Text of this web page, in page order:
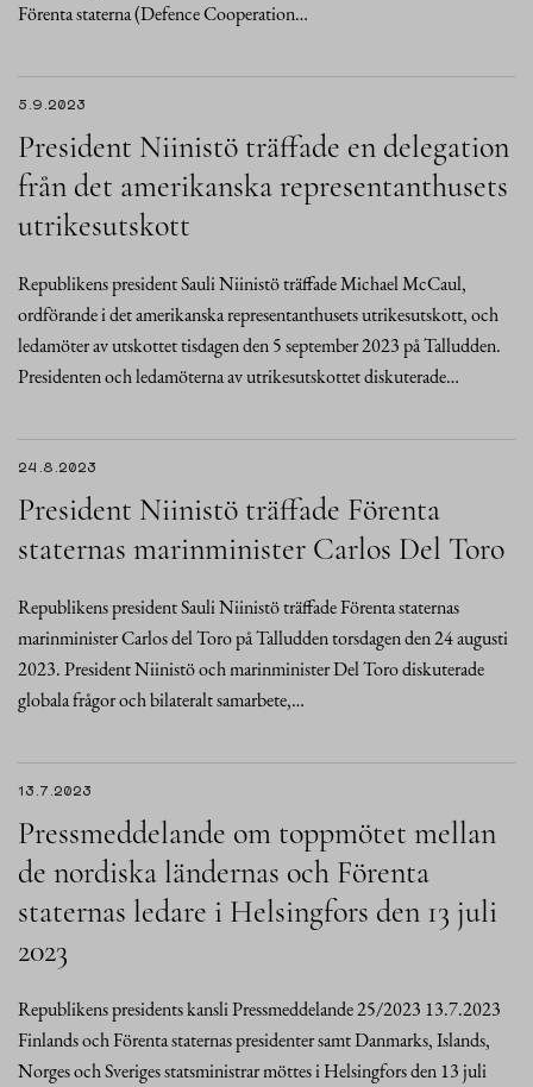
Förenta staterna (Defence Cooperation…
5.9.2023
President Niinistö träffade en delegation
från det amerikanska representanthusets
utrikesutskott
Republikens president Sauli Niinistö träffade Michael McCaul,
ordförande i det amerikanska representanthusets utrikesutskott, och
ledamöter av utskottet tisdagen den 5 september 2023 på Talludden.
Presidenten och ledamöterna av utrikesutskottet diskuterade…
24.8.2023
President Niinistö träffade Förenta
staternas marinminister Carlos Del Toro
Republikens president Sauli Niinistö träffade Förenta staternas
marinminister Carlos del Toro på Talludden torsdagen den 24 augusti
2023. President Niinistö och marinminister Del Toro diskuterade
globala frågor och bilateralt samarbete,…
13.7.2023
Pressmeddelande om toppmötet mellan
de nordiska ländernas och Förenta
staternas ledare i Helsingfors den 13 juli
2023
Republikens presidents kansli Pressmeddelande 25/2023 13.7.2023
Finlands och Förenta staternas presidenter samt Danmarks, Islands,
Norges och Sveriges statsministrar möttes i Helsingfors den 13 juli